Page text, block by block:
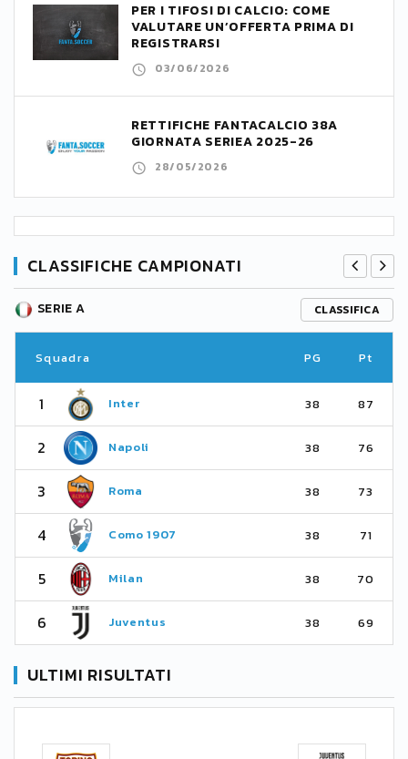
PER I TIFOSI DI CALCIO: COME
VALUTARE UN’OFFERTA PRIMA DI
REGISTRARSI
03/06/2026
RETTIFICHE FANTACALCIO 38A
GIORNATA SERIEA 2025-26
28/05/2026
CLASSIFICHE CAMPIONATI
SERIE A CLASSIFICA
Squadra PG Pt
1 Inter 38 87
2 Napoli 38 76
3 Roma 38 73
4 Como 1907 38 71
5 Milan 38 70
6 Juventus 38 69
ULTIMI RISULTATI